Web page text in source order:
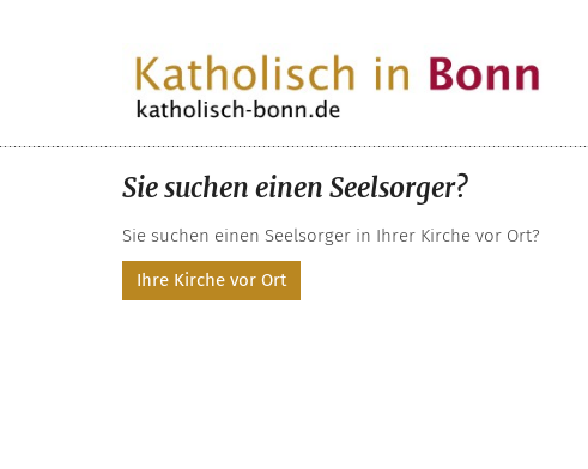
Sie suchen einen Seelsorger?
Sie suchen einen Seelsorger in Ihrer Kirche vor Ort?
Ihre Kirche vor Ort